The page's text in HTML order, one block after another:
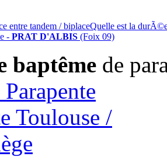
entre tandem / biplaceQuelle est la
- PRAT D'ALBIS (Foix 09)
baptême de